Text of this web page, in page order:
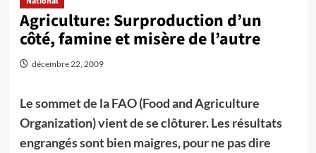
Agriculture: Surproduction d’un
côté, famine et misère de l’autre
décembre 22, 2009
Le sommet de la FAO (Food and Agriculture
Organization) vient de se clôturer. Les résultats
engrangés sont bien maigres, pour ne pas dire